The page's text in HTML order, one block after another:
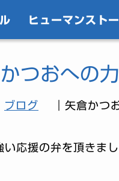
ヒューマンスト
つおへの
ブログ ｜矢倉かつ
応援の弁を頂きまし